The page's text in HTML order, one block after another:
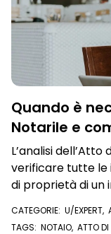
Quando è
Notarile e
L’analisi
verificare tutte le
di proprietà di un
anche da app
CATEGORIE: U/EXPERT,
STRUMENTI ANTI TRUFFA
TAGS: NOTAIO, ATTO